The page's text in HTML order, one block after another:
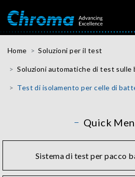
Home Soluzioni per il test
Soluzioni automatiche di test
Test di isolamento per celle di
Quick
Sistema di test per pacco